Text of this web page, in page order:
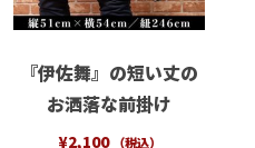
『伊佐舞』の短い丈の
お洒落な前掛け
¥2,100 （税込）